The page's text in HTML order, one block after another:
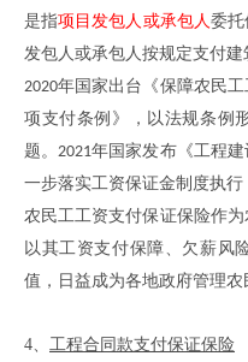
是指项目发包人或承包人委托
发包人或承包人按规定支付建
2020年国家出台《保障农民
项支付条例》，以法规条例
题。2021年国家发布《工程
一步落实工资保证金制度执行
农民工工资支付保证保险作
以其工资支付保障、欠薪风
值，日益成为各地政府管理农
4、 工程合同款支付保证保险